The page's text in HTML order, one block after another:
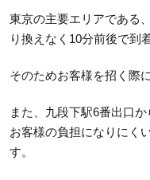
東京の主要エリアである
り換えなく10分前後で到
そのためお客様を招く際
また、九段下駅6番出口
お客様の負担になりにく
す。